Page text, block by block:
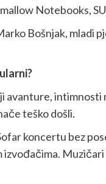
Notebooks,
Bošnjak, mladi
intimnosti
teško došli.
koncertu bez